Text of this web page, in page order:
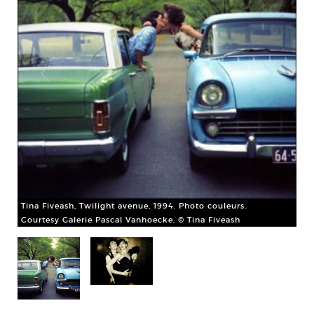
Tina Fiveash, Twilight avenue, 1994. Photo couleurs.
Courtesy Galerie Pascal Vanhoecke, © Tina Fiveash